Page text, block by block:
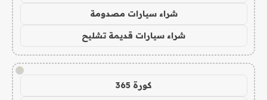
شراء سيارات مصدومة
شراء سيارات قديمة تشليح
!
كورة 365